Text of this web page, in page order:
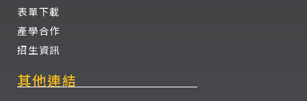
表單下載
產學合作
招生資訊
其他連結